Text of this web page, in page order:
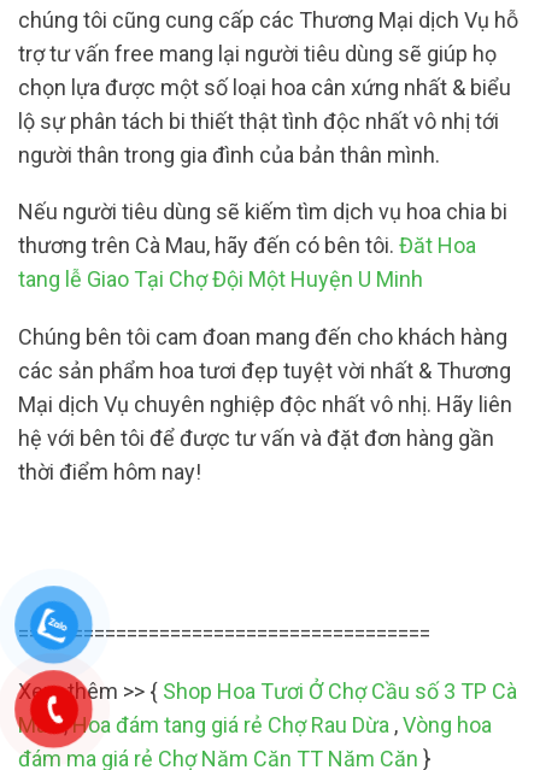
chúng tôi cũng cung cấp các Thương Mại dịch Vụ hỗ
trợ tư vấn free mang lại người tiêu dùng sẽ giúp họ
chọn lựa được một số loại hoa cân xứng nhất & biểu
lộ sự phân tách bi thiết thật tình độc nhất vô nhị tới
người thân trong gia đình của bản thân mình.
Nếu người tiêu dùng sẽ kiếm tìm dịch vụ hoa chia bi
thương trên Cà Mau, hãy đến có bên tôi. Đăt Hoa
tang lễ Giao Tại Chợ Đội Một Huyện U Minh
Chúng bên tôi cam đoan mang đến cho khách hàng
các sản phẩm hoa tươi đẹp tuyệt vời nhất & Thương
Mại dịch Vụ chuyên nghiệp độc nhất vô nhị. Hãy liên
hệ với bên tôi để được tư vấn và đặt đơn hàng gần
thời điểm hôm nay!
======================================
Xem thêm >> { Shop Hoa Tươi Ở Chợ Cầu số 3 TP Cà
Mau,Hoa đám tang giá rẻ Chợ Rau Dừa ,Vòng hoa
đám ma giá rẻ Chợ Năm Căn TT Năm Căn }